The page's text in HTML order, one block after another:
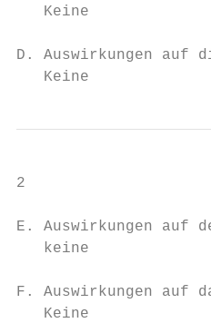
   Keine
D. Auswirkungen auf
   Keine
2
E. Auswirkungen auf
   keine
F. Auswirkungen auf
   Keine